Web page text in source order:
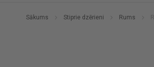
Sākums Stiprie dzērieni Rums